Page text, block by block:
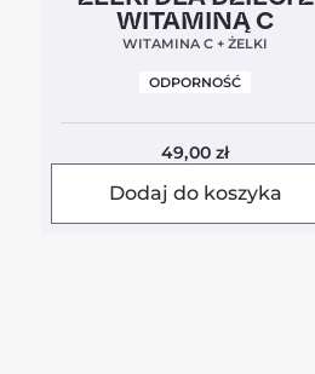
WITAMINĄ C
WITAMINA C + ŻELKI
ODPORNOŚĆ
49,00zł
Dodaj do koszyka